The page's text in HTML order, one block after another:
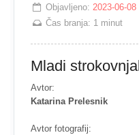
Objavljeno:2023-06-08
Čas branja: 1 minut
Mladi
Avtor:
Katarina Prelesnik
Avtor fotografij: